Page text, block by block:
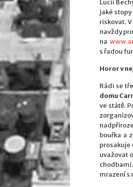
Lucii
jaké
riskovat.
navždy
na
s řadou
Horor v
Rádi se
domu
ve státě.
bouřka a
prosakuje
uvažovat
mrazení s